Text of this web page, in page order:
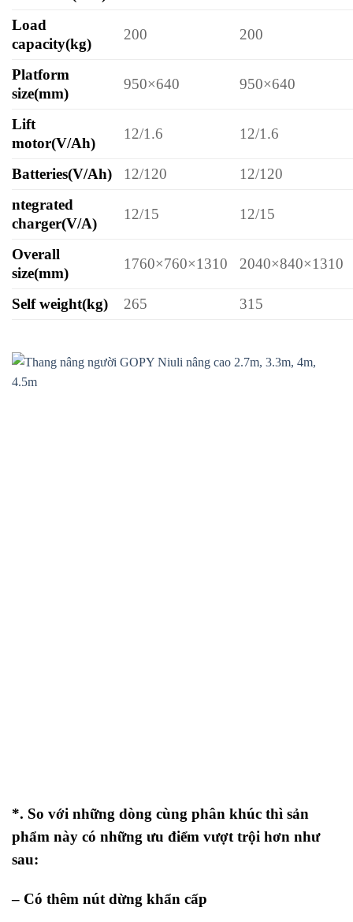
Load
capacity(kg)
200 200
Platform
size(mm)
950×640 950×640
Lift
motor(V/Ah)
12/1.6 12/1.6
Batteries(V/Ah) 12/120
12/120
ntegrated
charger(V/A)
12/15 12/15
Overall
size(mm)
1760×760×1310 2040×840×1310
Self weight(kg) 265 315
*. So với những dòng cùng phân khúc thì sản
phẩm này có những ưu điểm vượt trội hơn như
sau:
– Có thêm nút dừng khẩn cấp